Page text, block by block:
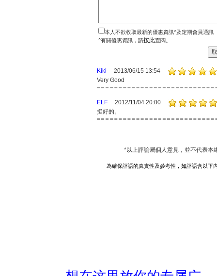
本人不欲收取最新的優惠資訊^及定期會員通訊
^有關優惠資訊，請按此查閱。
Kiki
2013/06/15 13:54
Very Good
ELF
2012/11/04 20:00
挺好的。
*以上評論屬個人意見，並不代表本
為確保評語的真實性及參考性，如評語含以下